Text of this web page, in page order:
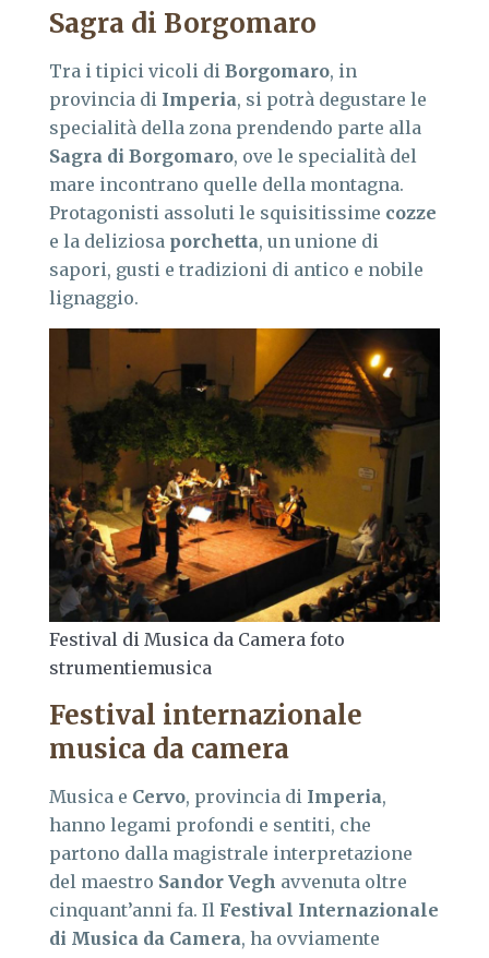
Sagra di Borgomaro
Tra i tipici vicoli di Borgomaro, in
provincia di Imperia, si potrà degustare le
specialità della zona prendendo parte alla
Sagra di Borgomaro, ove le specialità del
mare incontrano quelle della montagna.
Protagonisti assoluti le squisitissime cozze
e la deliziosa porchetta, un unione di
sapori, gusti e tradizioni di antico e nobile
lignaggio.
Festival di Musica da Camera foto
strumentiemusica
Festival internazionale
musica da camera
Musica e Cervo, provincia di Imperia,
hanno legami profondi e sentiti, che
partono dalla magistrale interpretazione
del maestro Sandor Vegh avvenuta oltre
cinquant’anni fa. Il Festival Internazionale
di Musica da Camera, ha ovviamente